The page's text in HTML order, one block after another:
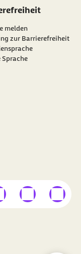
melden
zur Barrierefreiheit
Sprache
Link
externer Link